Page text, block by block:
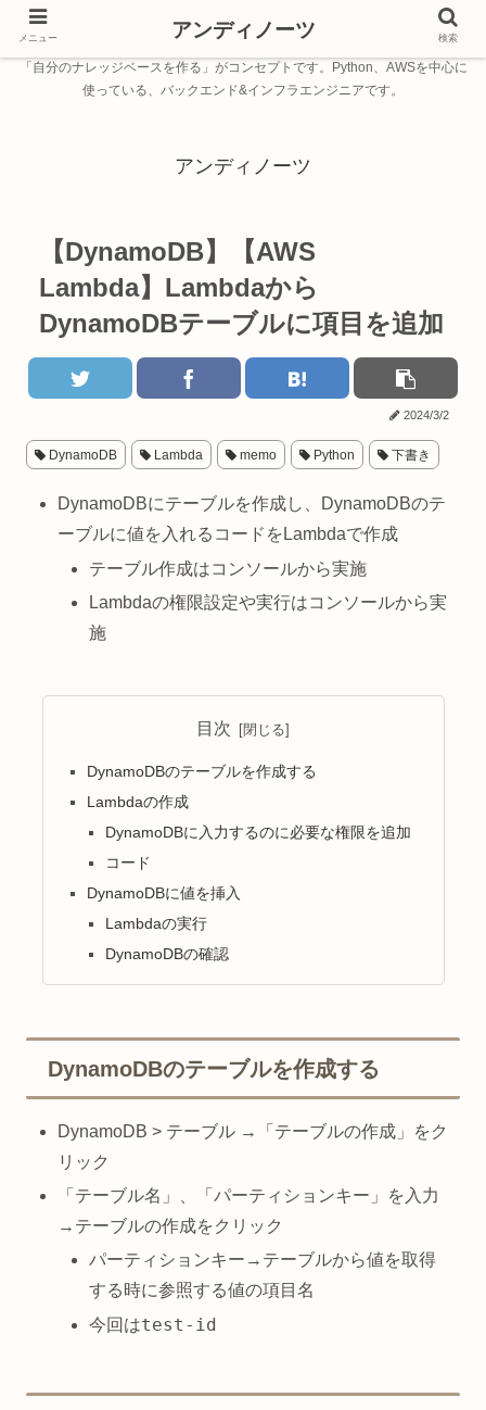
「自分のナレッジベースを作る」がコンセプトです。Python、AWSを中心に
使っている、バックエンド&インフラエンジニアです。
アンディノーツ
【DynamoDB】【AWS
Lambda】Lambdaから
DynamoDBテーブルに項目を追加
2024/3/2
DynamoDB Lambda memo Python 下書き
DynamoDBにテーブルを作成し、DynamoDBのテ
ーブルに値を入れるコードをLambdaで作成
テーブル作成はコンソールから実施
Lambdaの権限設定や実行はコンソールから実
施
目次
DynamoDBのテーブルを作成する
Lambdaの作成
DynamoDBに入力するのに必要な権限を追加
コード
DynamoDBに値を挿入
Lambdaの実行
DynamoDBの確認
DynamoDBのテーブルを作成する
DynamoDB > テーブル →「テーブルの作成」をク
リック
「テーブル名」、「パーティションキー」を入力
→テーブルの作成をクリック
パーティションキー→テーブルから値を取得
する時に参照する値の項目名
今回はtest-id
メニュー アンディノーツ 検索